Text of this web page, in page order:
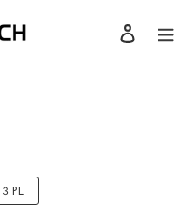
検索
ログイン
３PL